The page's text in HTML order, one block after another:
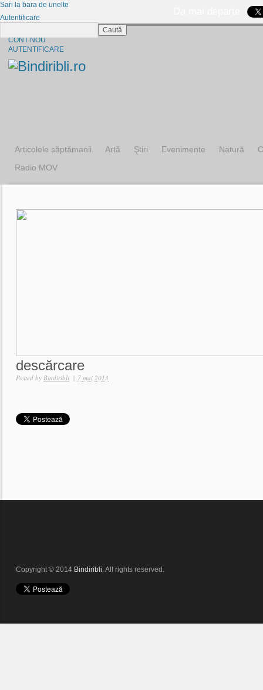
CONT NOU
AUTENTIFICARE
Articolele săptămanii Artă Ştiri Evenimente Natură
Radio MOV
descărcare
Posted by Bindiribli | 7 mai 2013
Copyright © 2014 Bindiribli. All rights reserved.
Sari la bara de unelte
Autentificare
Caută